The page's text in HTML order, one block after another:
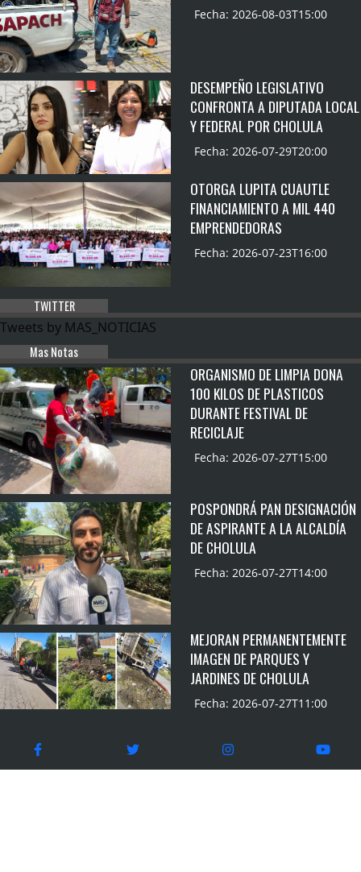
Fecha: 2026-08-03T15:00
DESEMPEÑO LEGISLATIVO
CONFRONTA A DIPUTADA LOCAL
Y FEDERAL POR CHOLULA
Fecha: 2026-07-29T20:00
OTORGA LUPITA CUAUTLE
FINANCIAMIENTO A MIL 440
EMPRENDEDORAS
Fecha: 2026-07-23T16:00
TWITTER
Tweets by MAS_NOTICIAS
Mas Notas
ORGANISMO DE LIMPIA DONA
100 KILOS DE PLASTICOS
DURANTE FESTIVAL DE
RECICLAJE
Fecha: 2026-07-27T15:00
POSPONDRÁ PAN DESIGNACIÓN
DE ASPIRANTE A LA ALCALDÍA
DE CHOLULA
Fecha: 2026-07-27T14:00
MEJORAN PERMANENTEMENTE
IMAGEN DE PARQUES Y
JARDINES DE CHOLULA
Fecha: 2026-07-27T11:00